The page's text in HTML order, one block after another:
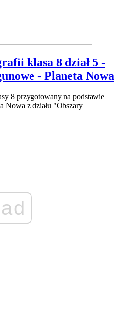
klasa 8 dział 5 -
- Planeta Nowa
8 przygotowany na podstawie
Nowa z działu "Obszary
ad